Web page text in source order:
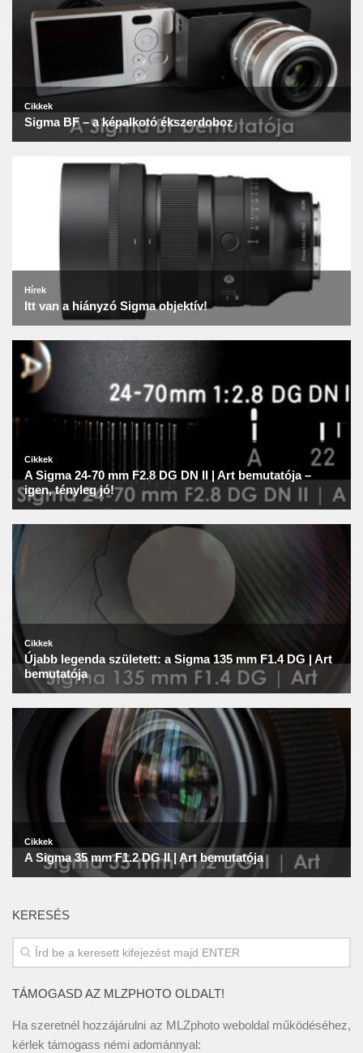
KERESÉS
TÁMOGASD AZ MLZPHOTO OLDALT!
Ha szeretnél hozzájárulni az MLZphoto weboldal működéséhez,
kérlek támogass némi adománnyal: